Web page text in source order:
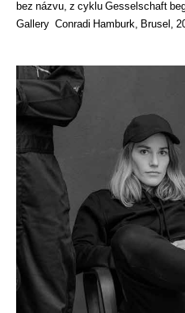
bez názvu, z cyklu Gesselschaft
Gallery Conradi Hamburk, Brusel,